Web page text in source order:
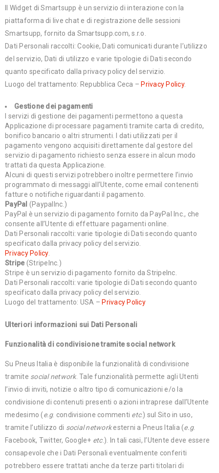
Il Widget di Smartsupp è un servizio di interazione con la
piattaforma di live chat e di registrazione delle sessioni
Smartsupp, fornito da Smartsupp.com, s.r.o.
Dati Personali raccolti: Cookie, Dati comunicati durante l’utilizzo
del servizio, Dati di utilizzo e varie tipologie di Dati secondo
quanto specificato dalla privacy policy del servizio.
Luogo del trattamento: Repubblica Ceca – Privacy Policy.
Gestione dei pagamenti
I servizi di gestione dei pagamenti permettono a questa
Applicazione di processare pagamenti tramite carta di credito,
bonifico bancario o altri strumenti. I dati utilizzati per il
pagamento vengono acquisiti direttamente dal gestore del
servizio di pagamento richiesto senza essere in alcun modo
trattati da questa Applicazione.
Alcuni di questi servizi potrebbero inoltre permettere l’invio
programmato di messaggi all’Utente, come email contenenti
fatture o notifiche riguardanti il pagamento.
PayPal (PaypalInc.)
PayPal è un servizio di pagamento fornito da PayPal Inc., che
consente all’Utente di effettuare pagamenti online.
Dati Personali raccolti: varie tipologie di Dati secondo quanto
specificato dalla privacy policy del servizio.
Privacy Policy.
Stripe(StripeInc.)
Stripe è un servizio di pagamento fornito da StripeInc.
Dati Personali raccolti: varie tipologie di Dati secondo quanto
specificato dalla privacy policy del servizio.
Luogo del trattamento: USA – Privacy Policy
Ulteriori informazioni sui Dati Personali
Funzionalità di condivisione tramite social network
Su Pneus Italia è disponibile la funzionalità di condivisione
tramite social network. Tale funzionalità permette agli Utenti
l’invio di inviti, notizie o altro tipo di comunicazioni e/o la
condivisione di contenuti presenti o azioni intraprese dall’Utente
medesimo (e.g. condivisione commenti etc.) sul Sito in uso,
tramite l’utilizzo di social networkesterni a Pneus Italia (e.g.
Facebook, Twitter, Google+ etc.). In tali casi, l’Utente deve essere
consapevole che i Dati Personali eventualmente conferiti
potrebbero essere trattati anche da terze parti titolari di